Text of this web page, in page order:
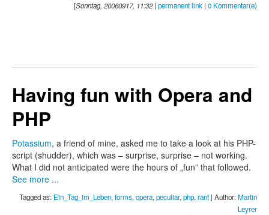
[Sonntag, 20060917, 11:32| permanent link | 0 Kommentar(e)
Having fun with Opera and
PHP
Potassium, a friend of mine, asked me to take a look at his PHP-
script (shudder), which was – surprise, surprise – not working.
What I did not anticipated were the hours of „fun” that followed.
See more ...
Tagged as: Ein_Tag_im_Leben,forms,opera,peculiar,php,rant | Author:Martin
Leyrer